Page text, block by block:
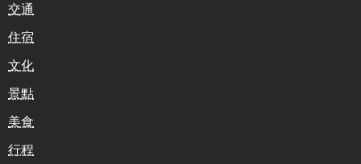
交通
住宿
文化
景點
美食
行程